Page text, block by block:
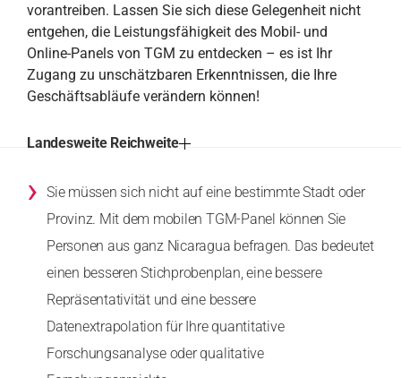
vorantreiben. Lassen Sie sich diese Gelegenheit nicht
entgehen, die Leistungsfähigkeit des Mobil- und
Online-Panels von TGM zu entdecken – es ist Ihr
Zugang zu unschätzbaren Erkenntnissen, die Ihre
Geschäftsabläufe verändern können!
Landesweite Reichweite
› Sie müssen sich nicht auf eine bestimmte Stadt oder
Provinz. Mit dem mobilen TGM-Panel können Sie
Personen aus ganz Nicaragua befragen. Das bedeutet
einen besseren Stichprobenplan, eine bessere
Repräsentativität und eine bessere
Datenextrapolation für Ihre quantitative
Forschungsanalyse oder qualitative